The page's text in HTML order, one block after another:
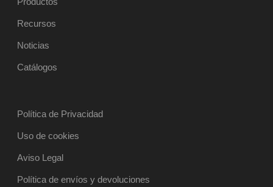
Recursos
Noticias
Catálogos
Política de Privacidad
Uso de cookies
Aviso Legal
Política de envíos y devoluciones